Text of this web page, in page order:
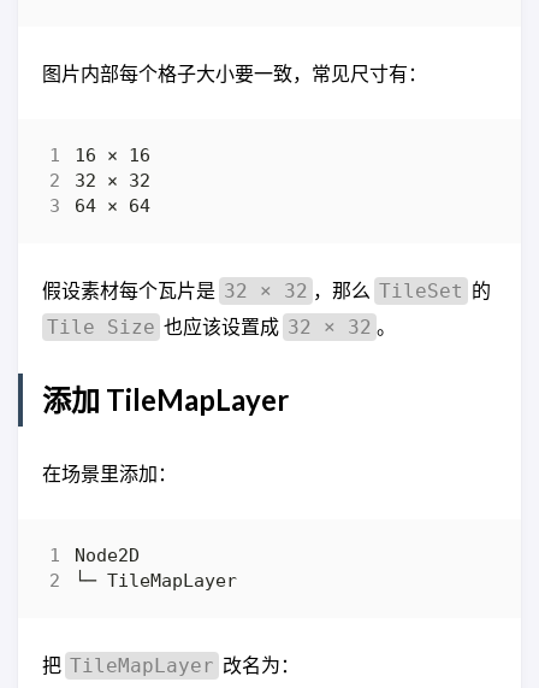
图片内部每个格子大小要一致，常见尺寸有：
假设素材每个瓦片是 32 × 32 ，那么 TileSet 的
Tile Size 也应该设置成 32 × 32 。
添加 TileMapLayer
在场景里添加：
把 TileMapLayer 改名为：